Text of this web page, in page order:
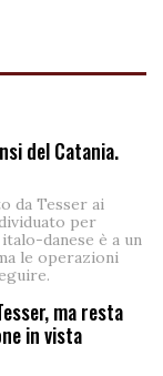
del Catania.
da Tesser ai
per
danese è a un
le operazioni
ma resta
in vista